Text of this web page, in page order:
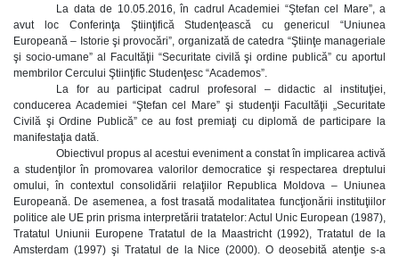
La data de 10.05.2016, în cadrul Academiei “Ştefan cel Mare”, a
avut loc Conferinţa Ştiinţifică Studenţească cu genericul “Uniunea
Europeană – Istorie şi provocări”, organizată de catedra “Ştiinţe manageriale
şi socio-umane” al Facultăţii “Securitate civilă şi ordine publică” cu aportul
membrilor Cercului Ştiinţific Studenţesc “Academos”.
La for au participat cadrul profesoral – didactic al instituţiei,
conducerea Academiei “Ştefan cel Mare” şi studenţii Facultăţii „Securitate
Civilă şi Ordine Publică” ce au fost premiaţi cu diplomă de participare la
manifestaţia dată.
Obiectivul propus al acestui eveniment a constat în implicarea activă
a studenţilor în promovarea valorilor democratice şi respectarea dreptului
omului, în contextul consolidării relaţiilor Republica Moldova – Uniunea
Europeană. De asemenea, a fost trasată modalitatea funcţionării instituţiilor
politice ale UE prin prisma interpretării tratatelor: Actul Unic European (1987),
Tratatul Uniunii Europene Tratatul de la Maastricht (1992), Tratatul de la
Amsterdam (1997) şi Tratatul de la Nice (2000). O deosebită atenţie s-a